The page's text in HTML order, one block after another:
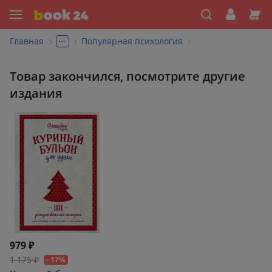
Главная ... Популярная психология
Товар закончился, посмотрите другие
издания
979 ₽
1 175 ₽ - 17%